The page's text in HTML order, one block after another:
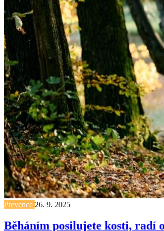
Prevence 26. 9. 2025
Běháním posilujete kosti, radí